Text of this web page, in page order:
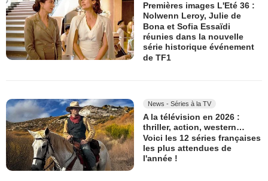
Premières images L'Eté 36 :
Nolwenn Leroy, Julie de
Bona et Sofia Essaïdi
réunies dans la nouvelle
série historique événement
de TF1
News - Séries à la TV
A la télévision en 2026 :
thriller, action, western…
Voici les 12 séries françaises
les plus attendues de
l'année !